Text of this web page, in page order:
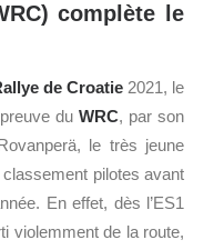
complète le
de Croatie 2021, le
duWRC, par son
le très jeune
pilotes avant
En effet, dès l’ES1
violemment de la route,